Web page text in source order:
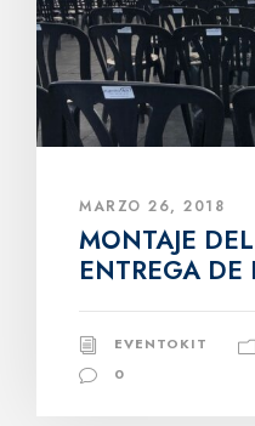
MARZO 26, 2018
MONTAJE
ENTREGA DE
EVENTOKIT
0